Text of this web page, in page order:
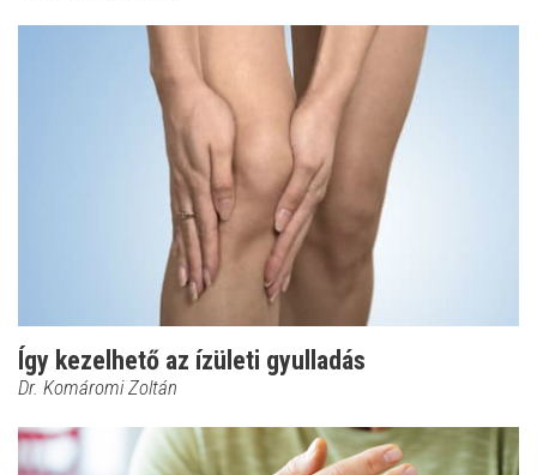
Így kezelhető az ízületi gyulladás
Dr. Komáromi Zoltán